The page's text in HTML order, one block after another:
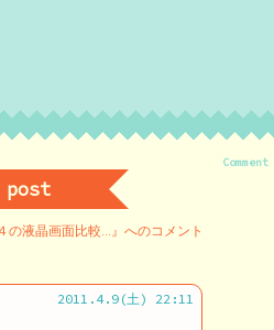
Comment
post
の液晶画面比較…』へのコメント
2011.4.9(土) 22:11